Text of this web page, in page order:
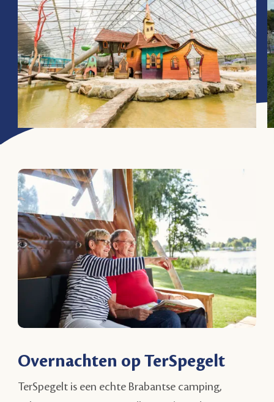
Overnachten op TerSpegelt
TerSpegelt is een echte Brabantse camping,